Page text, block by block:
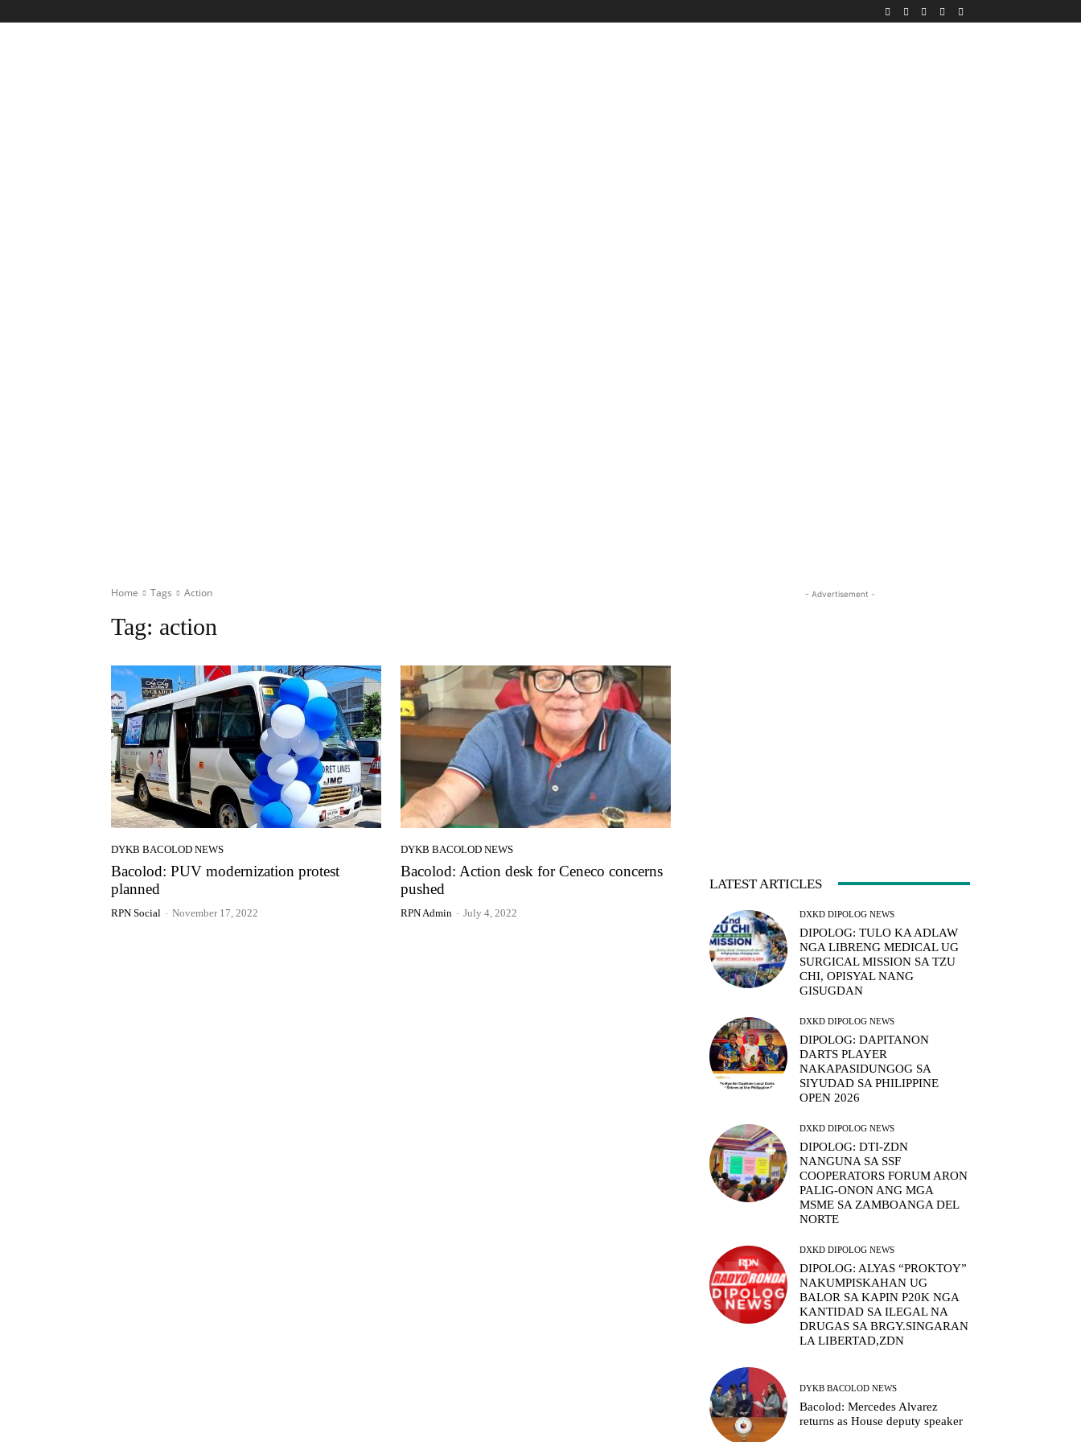
Home Tags Action
Tag: action
DYKB BACOLOD NEWS
Bacolod: PUV modernization protest
planned
RPN Social - November 17, 2022
DYKB BACOLOD NEWS
Bacolod: Action desk for Ceneco concerns
pushed
RPN Admin - July 4, 2022
- Advertisement -
LATEST ARTICLES
DXKD DIPOLOG NEWS
DIPOLOG: TULO KA ADLAW
NGA LIBRENG MEDICAL UG
SURGICAL MISSION SA TZU
CHI, OPISYAL NANG
GISUGDAN
DXKD DIPOLOG NEWS
DIPOLOG: DAPITANON
DARTS PLAYER
NAKAPASIDUNGOG SA
SIYUDAD SA PHILIPPINE
OPEN 2026
DXKD DIPOLOG NEWS
DIPOLOG: DTI-ZDN
NANGUNA SA SSF
COOPERATORS FORUM ARON
PALIG-ONON ANG MGA
MSME SA ZAMBOANGA DEL
NORTE
DXKD DIPOLOG NEWS
DIPOLOG: ALYAS “PROKTOY”
NAKUMPISKAHAN UG
BALOR SA KAPIN P20K NGA
KANTIDAD SA ILEGAL NA
DRUGAS SA BRGY.SINGARAN
LA LIBERTAD,ZDN
DYKB BACOLOD NEWS
Bacolod: Mercedes Alvarez
returns as House deputy speaker